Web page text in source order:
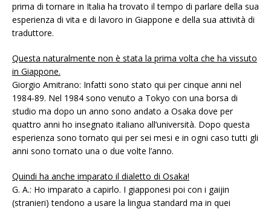
prima di tornare in Italia ha trovato il tempo di parlare della sua
esperienza di vita e di lavoro in Giappone e della sua attività di
traduttore.
Questa naturalmente non è stata la prima volta che ha vissuto
in Giappone.
Giorgio Amitrano: Infatti sono stato qui per cinque anni nel
1984-89. Nel 1984 sono venuto a Tokyo con una borsa di
studio ma dopo un anno sono andato a Osaka dove per
quattro anni ho insegnato italiano all’università. Dopo questa
esperienza sono tornato qui per sei mesi e in ogni caso tutti gli
anni sono tornato una o due volte l’anno.
Quindi ha anche imparato il dialetto di Osaka!
G. A.: Ho imparato a capirlo. I giapponesi poi con i gaijin
(stranieri) tendono a usare la lingua standard ma in quei